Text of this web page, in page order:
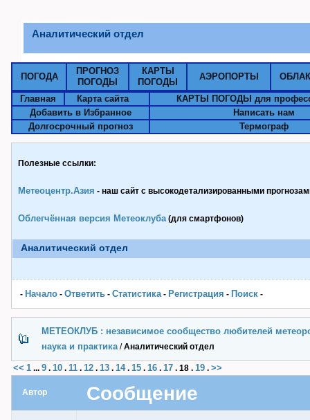
Аналитический отдел
ПОГОДА
ПРОГНОЗ
ПОГОДЫ
КАРТЫ
ПОГОДЫ
АЭРОПОРТЫ
Главная Карта сайта
КАРТЫ ПОГОДЫ для
Добавить в Избранное
Написать нам
Долгосрочный прогноз
Термограф
Полезные ссылки:
Метеоцентр.Азия - наш сайт с высокодетализированными
Облегчённая версия Метеоклуба(для смартфонов)
Аналитический отдел
- Начало - Ответить - Статистика- Pегистрация - Поиск -
МЕТЕОКЛУБ : независимое сообщество любителей
наука и практика/Аналитический отдел
<< 1 ... 9 . 10 . 11 . 12 . 13 . 14. 15 . 16 . 17 . 18 . 19 . >>
Автор Сообщение